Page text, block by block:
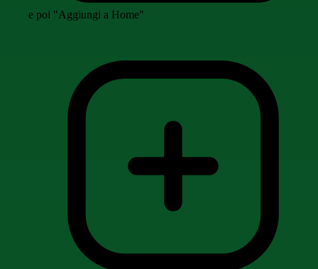
e poi "Aggiungi a Home"